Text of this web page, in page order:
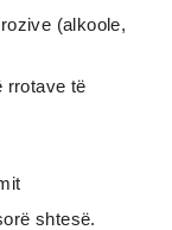
(alkoole,
rrotave të
shtesë.